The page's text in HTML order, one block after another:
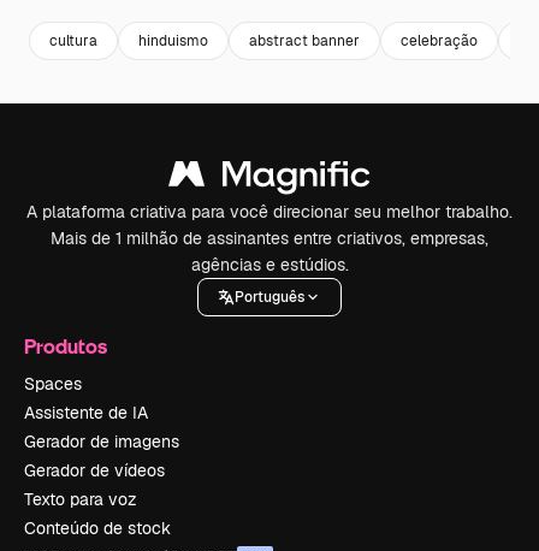
cultura hinduismo abstract banner celebração
A plataforma criativa para você direcionar seu melhor trabalho.
Mais de 1 milhão de assinantes entre criativos, empresas,
agências e estúdios.
Português
Produtos
Spaces
Assistente de IA
Gerador de imagens
Gerador de vídeos
Texto para voz
Conteúdo de stock